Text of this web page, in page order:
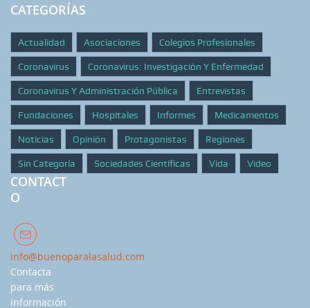
CATEGORÍAS
Actualidad Asociaciones Colegios Profesionales
Coronavirus Coronavirus: Investigación Y Enfermedad
Coronavirus Y Administración Pública Entrevistas
Fundaciones Hospitales Informes Medicamentos
Noticias Opinión Protagonistas Regiones
Sin Categoría Sociedades Científicas Vida Video
CONTACT
O
info@buenoparalasalud.com
Contacta
para más
información